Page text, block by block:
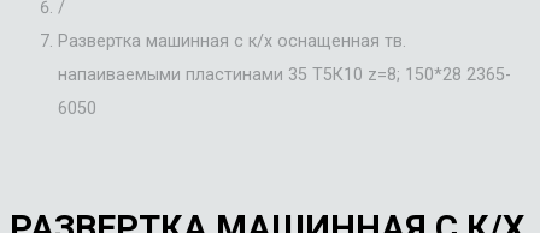
/
Развертка машинная с к/х оснащенная тв.
напаиваемыми пластинами 35 Т5К10 z=8; 150*28 2365-
6050